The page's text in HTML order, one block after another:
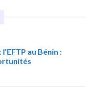
au Bénin :